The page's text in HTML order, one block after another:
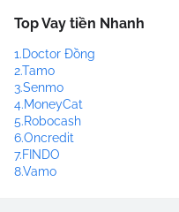
Top Vay tiền Nhanh
1.Doctor Đồng
2.Tamo
3.Senmo
4.MoneyCat
5.Robocash
6.Oncredit
7.FINDO
8.Vamo